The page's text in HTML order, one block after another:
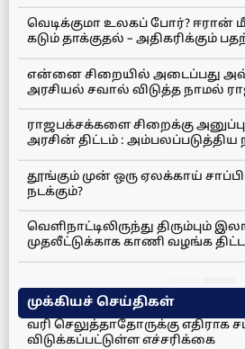
வெடிக்குமா உலகப் போர்? ஈரான்
கடும் தாக்குதல் – அதிகரிக்கும்
என்னை சிறையில் அடைப்பது
அரசியல் சவால் விடுத்த நாமல்
ராஜபக்சக்களை சிறைக்கு
அரசின் திட்டம் : அம்பலப்படுத்திய
தூங்கும் முன் ஒரு ஏலக்காய்
நடக்கும்?
வெளிநாட்டிலிருந்து திரும்பும்
முதலீட்டுக்காக காணி வழங்க
முக்கியச் செய்திகள்
வரி செலுத்தாதோருக்கு எதிராக
விடுக்கப்பட்டுள்ள எச்சரிக்கை